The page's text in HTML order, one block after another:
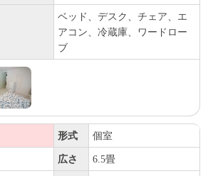
ベッド、デスク、チェア、エ
アコン、冷蔵庫、ワードロー
ブ
形式 個室
広さ 6.5畳